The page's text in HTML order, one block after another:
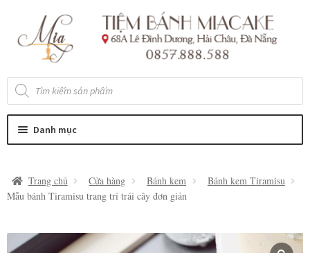
đến
Điều
đến
nội
Tìm
kiếm
sản
Danh mục
Trang chủ Cửa hàng Bánh kem
Bánh kem Tiramisu
Mẫu bánh Tiramisu trang trí trái cây đơn giản